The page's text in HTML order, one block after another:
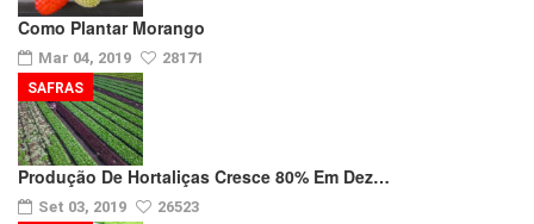
Como Plantar Morango
Mar 04, 2019 28171
Produção De Hortaliças Cresce 80% Em Dez…
Set 03, 2019 26523
SAFRAS